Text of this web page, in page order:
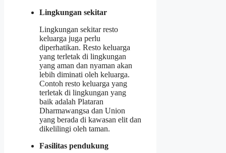
Lingkungan sekitar
Lingkungan sekitar resto
keluarga juga perlu
diperhatikan. Resto keluarga
yang terletak di lingkungan
yang aman dan nyaman akan
lebih diminati oleh keluarga.
Contoh resto keluarga yang
terletak di lingkungan yang
baik adalah Plataran
Dharmawangsa dan Union
yang berada di kawasan elit dan
dikelilingi oleh taman.
Fasilitas pendukung